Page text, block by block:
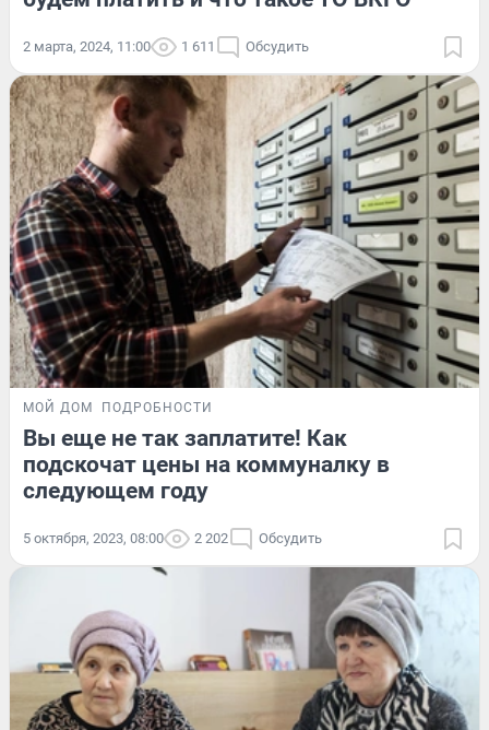
2 марта, 2024, 11:00 1 611 Обсудить
МОЙ ДОМ ПОДРОБНОСТИ
Вы еще не так заплатите! Как
подскочат цены на коммуналку в
следующем году
5 октября, 2023, 08:00 2 202 Обсудить